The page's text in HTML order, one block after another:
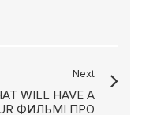
Next
WILL HAVE A
ФИЛЬМІ ПРО